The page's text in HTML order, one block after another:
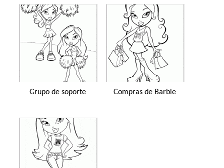
Grupo de soporte Compras de Barbie